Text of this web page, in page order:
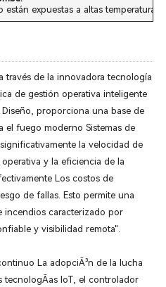
están expuestas a altas
través de la innovadora tecnología
de gestión operativa inteligente
proporciona una base de
fuego moderno Sistemas de
la velocidad de
y la eficiencia de la
Los costos de
de fallas. Esto permite una
incendios caracterizado por
y visibilidad remota".
La adopciÃ³n de la lucha
tecnologÃ­as IoT, el controlador